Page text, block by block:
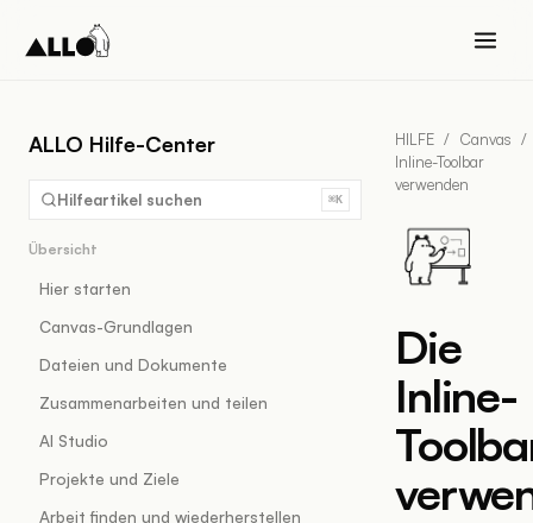
ALLO Hilfe-Center
Hilfeartikel suchen ⌘K
Übersicht
Hier starten
Canvas-Grundlagen
Dateien und Dokumente
Zusammenarbeiten und teilen
AI Studio
Projekte und Ziele
Arbeit finden und wiederherstellen
HILFE / Canvas /
Inline-Toolbar
verwenden
Die
Inline-